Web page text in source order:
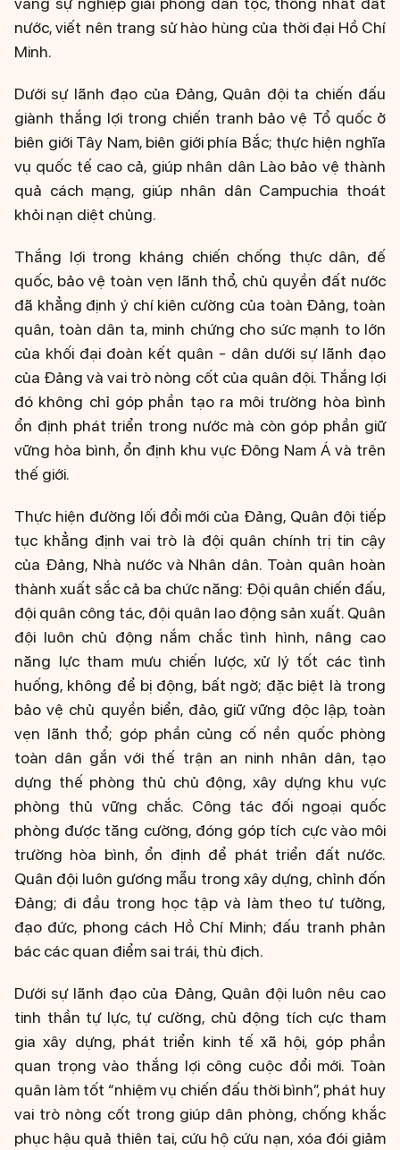
nước, viết nên trang sử hào hùng của thời đại Hồ Chí
Minh.
Dưới sự lãnh đạo của Đảng, Quân đội ta chiến đấu
giành thắng lợi trong chiến tranh bảo vệ Tổ quốc ở
biên giới Tây Nam, biên giới phía Bắc; thực hiện nghĩa
vụ quốc tế cao cả, giúp nhân dân Lào bảo vệ thành
quả cách mạng, giúp nhân dân Campuchia thoát
khỏi nạn diệt chủng.
Thắng lợi trong kháng chiến chống thực dân, đế
quốc, bảo vệ toàn vẹn lãnh thổ, chủ quyền đất nước
đã khẳng định ý chí kiên cường của toàn Đảng, toàn
quân, toàn dân ta, minh chứng cho sức mạnh to lớn
của khối đại đoàn kết quân - dân dưới sự lãnh đạo
của Đảng và vai trò nòng cốt của quân đội. Thắng lợi
đó không chỉ góp phần tạo ra môi trường hòa bình
ổn định phát triển trong nước mà còn góp phần giữ
vững hòa bình, ổn định khu vực Đông Nam Á và trên
thế giới.
Thực hiện đường lối đổi mới của Đảng, Quân đội tiếp
tục khẳng định vai trò là đội quân chính trị tin cậy
của Đảng, Nhà nước và Nhân dân. Toàn quân hoàn
thành xuất sắc cả ba chức năng: Đội quân chiến đấu,
đội quân công tác, đội quân lao động sản xuất. Quân
đội luôn chủ động nắm chắc tình hình, nâng cao
năng lực tham mưu chiến lược, xử lý tốt các tình
huống, không để bị động, bất ngờ; đặc biệt là trong
bảo vệ chủ quyền biển, đảo, giữ vững độc lập, toàn
vẹn lãnh thổ; góp phần củng cố nền quốc phòng
toàn dân gắn với thế trận an ninh nhân dân, tạo
dựng thế phòng thủ chủ động, xây dựng khu vực
phòng thủ vững chắc. Công tác đối ngoại quốc
phòng được tăng cường, đóng góp tích cực vào môi
trường hòa bình, ổn định để phát triển đất nước.
Quân đội luôn gương mẫu trong xây dựng, chỉnh đốn
Đảng; đi đầu trong học tập và làm theo tư tưởng,
đạo đức, phong cách Hồ Chí Minh; đấu tranh phản
bác các quan điểm sai trái, thù địch.
Dưới sự lãnh đạo của Đảng, Quân đội luôn nêu cao
tinh thần tự lực, tự cường, chủ động tích cực tham
gia xây dựng, phát triển kinh tế xã hội, góp phần
quan trọng vào thắng lợi công cuộc đổi mới. Toàn
quân làm tốt “nhiệm vụ chiến đấu thời bình”, phát huy
vai trò nòng cốt trong giúp dân phòng, chống khắc
phục hậu quả thiên tai, cứu hộ cứu nạn, xóa đói giảm